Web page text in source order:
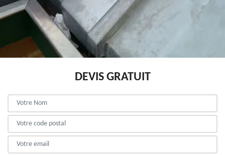
DEVIS GRATUIT